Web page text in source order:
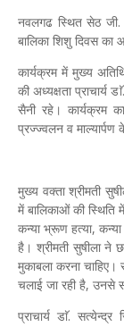
नवलगढ स्थित सेठ जी.
बालिका शिशु दिवस
कार्यक्रम में मुख्य
की अध्यक्षता प्राचार्य
सैनी रहे। कार्यक्रम
प्रज्ज्वलन व
मुख्य वक्ता श्रीमती
में बालिकाओं की
कन्या भ्रूण हत्या,
है। श्रीमती सुषीला ने
मुकाबला करना चाहिए।
चलाई जा रही है, उनसे
प्राचार्य डाॅ.